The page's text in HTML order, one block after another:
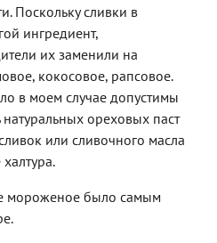
Поскольку сливки в
ингредиент,
их заменили на
кокосовое, рапсовое.
в моем случае допустимы
натуральных ореховых паст
или сливочного масла
мороженое было самым